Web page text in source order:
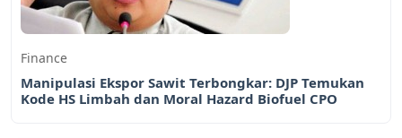
Finance
Manipulasi Ekspor Sawit Terbongkar: DJP Temukan
Kode HS Limbah dan Moral Hazard Biofuel CPO